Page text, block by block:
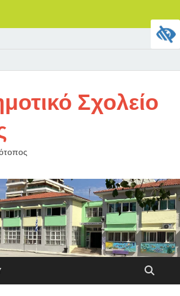
Σχολείο